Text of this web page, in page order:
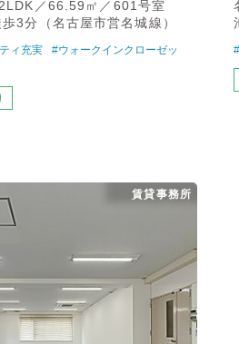
／66.59㎡／601号室
3分（名古屋市営名城線）
ィ充実
#ウォークインクローゼッ
賃貸事務所